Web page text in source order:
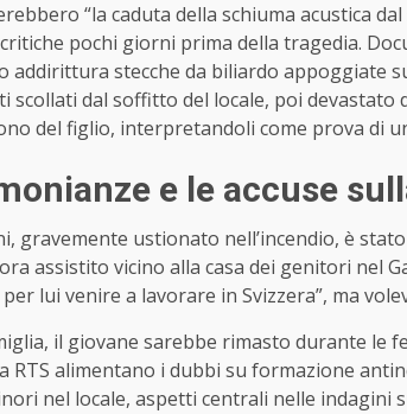
“la caduta della schiuma acustica
pochi giorni prima della tragedia.
addirittura stecche da biliardo appoggiate
scollati dal soffitto del locale, poi devastato
del figlio, interpretandoli come prova di
e le accuse
gravemente ustionato nell’incendio, è
assistito vicino alla casa dei genitori nel
lui venire a lavorare in Svizzera”, ma
il giovane sarebbe rimasto durante le
RTS alimentano i dubbi su formazione
nel locale, aspetti centrali nelle indagini